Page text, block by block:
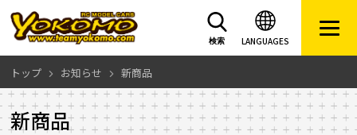
LANGUAGES
検索
トップ お知らせ 新商品
新商品